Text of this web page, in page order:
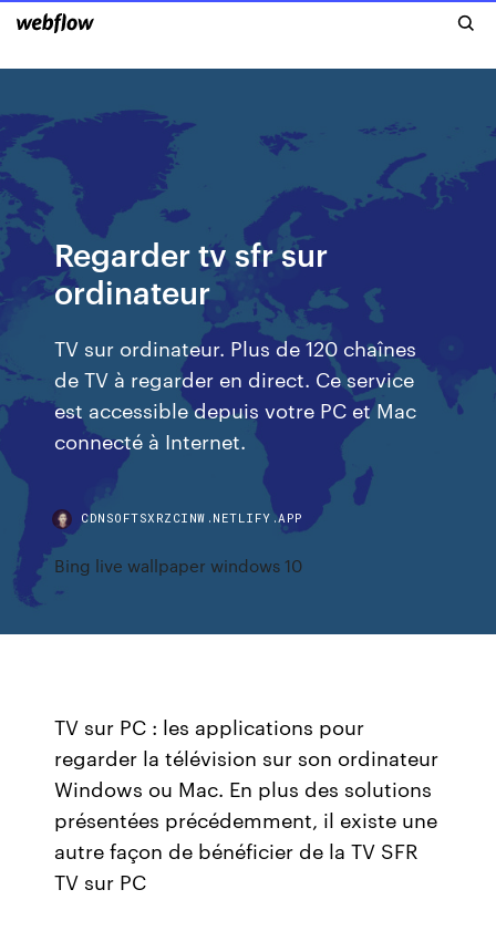
Regarder tv sfr sur
ordinateur
TV sur ordinateur. Plus de 120 chaînes
de TV à regarder en direct. Ce service
est accessible depuis votre PC et Mac
connecté à Internet.
CDNSOFTSXRZCINW.NETLIFY.APP
Bing live wallpaper windows 10
TV sur PC : les applications pour
regarder la télévision sur son ordinateur
Windows ou Mac. En plus des solutions
présentées précédemment, il existe une
autre façon de bénéficier de la TV SFR
TV sur PC